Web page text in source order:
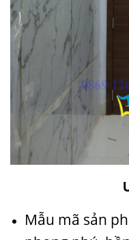
Mẫu mã sản